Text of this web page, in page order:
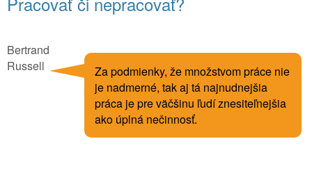
Bertrand
Russell
Za podmienky, že množstvom práce nie
je nadmerné, tak aj tá najnudnejšia
práca je pre väčšinu ľudí znesiteľnejšia
ako úplná nečinnosť.